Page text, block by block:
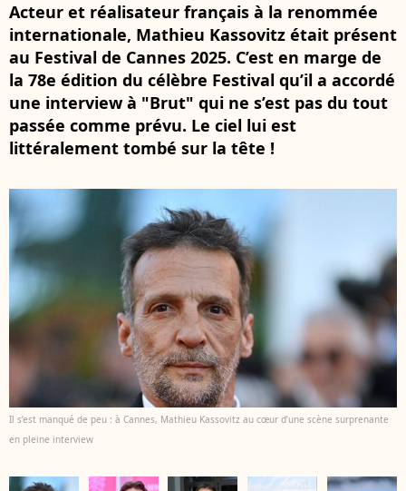
Acteur et réalisateur français à la renommée
internationale, Mathieu Kassovitz était présent
au Festival de Cannes 2025. C’est en marge de
la 78e édition du célèbre Festival qu’il a accordé
une interview à "Brut" qui ne s’est pas du tout
passée comme prévu. Le ciel lui est
littéralement tombé sur la tête !
Il s’est manqué de peu : à Cannes, Mathieu Kassovitz au cœur d’une scène surprenante
en pleine interview